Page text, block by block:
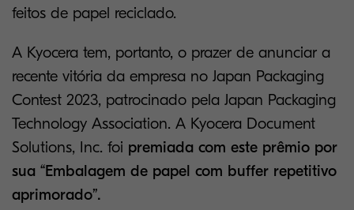
feitos de papel reciclado.
A Kyocera tem, portanto, o prazer de anunciar a
recente vitória da empresa no Japan Packaging
Contest 2023, patrocinado pela Japan Packaging
Technology Association. A Kyocera Document
Solutions, Inc. foi premiada com este prêmio por
sua “Embalagem de papel com buffer repetitivo
aprimorado”.